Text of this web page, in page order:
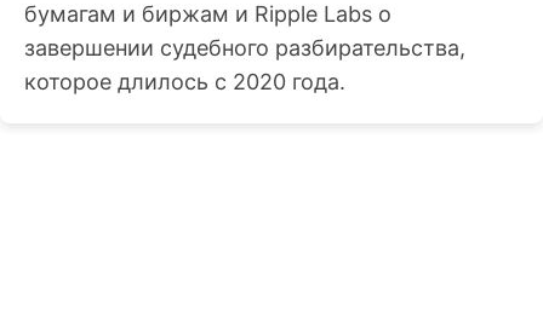
бумагам и биржам и Ripple Labs о
завершении судебного разбирательства,
которое длилось с 2020 года.